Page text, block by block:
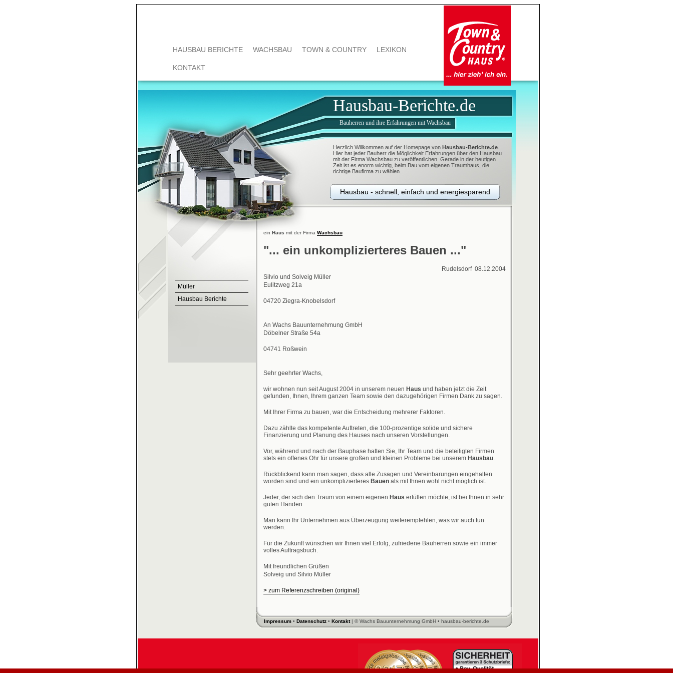
HAUSBAU BERICHTE WACHSBAU TOWN & COUNTRY LEXIKON
KONTAKT
Hausbau-Berichte.de
Bauherren und ihre Erfahrungen mit Wachsbau
Herzlich Willkommen auf der Homepage von Hausbau-Berichte.de
Hier hat jeder Bauherr die Möglichkeit Erfahrungen über den Hausbau
mit der Firma Wachsbau zu veröffentlichen. Gerade in der heutigen
Zeit ist es enorm wichtig, beim Bau vom eigenen Traumhaus, die
richtige Baufirma zu wählen.
Hausbau - schnell, einfach und energiesparend
Müller
Hausbau Berichte
ein Haus mit der Firma Wachsbau
"... ein unkomplizierteres Bauen ..."
Rudelsdorf 08.12.2004
Silvio und Solveig Müller
Eulitzweg 21a
04720 Ziegra-Knobelsdorf
An Wachs Bauunternehmung GmbH
Döbelner Straße 54a
04741 Roßwein
Sehr geehrter Wachs,
wir wohnen nun seit August 2004 in unserem neuen Haus und haben jetzt die Zeit
gefunden, Ihnen, Ihrem ganzen Team sowie den dazugehörigen Firmen Dank zu sagen.
Mit Ihrer Firma zu bauen, war die Entscheidung mehrerer Faktoren.
Dazu zählte das kompetente Auftreten, die 100-prozentige solide und sichere
Finanzierung und Planung des Hauses nach unseren Vorstellungen.
Vor, während und nach der Bauphase hatten Sie, Ihr Team und die beteiligten Firmen
stets ein offenes Ohr für unsere großen und kleinen Probleme bei unserem Hausbau.
Rückblickend kann man sagen, dass alle Zusagen und Vereinbarungen eingehalten
worden sind und ein unkomplizierteres Bauen als mit Ihnen wohl nicht möglich ist.
Jeder, der sich den Traum von einem eigenen Haus erfüllen möchte, ist bei Ihnen in sehr
guten Händen.
Man kann Ihr Unternehmen aus Überzeugung weiterempfehlen, was wir auch tun
werden.
Für die Zukunft wünschen wir Ihnen viel Erfolg, zufriedene Bauherren sowie ein immer
volles Auftragsbuch.
Mit freundlichen Grüßen
Solveig und Silvio Müller
> zum Referenzschreiben (original)
Impressum • Datenschutz • Kontakt| © Wachs Bauunternehmung GmbH • hausbau-berichte.de